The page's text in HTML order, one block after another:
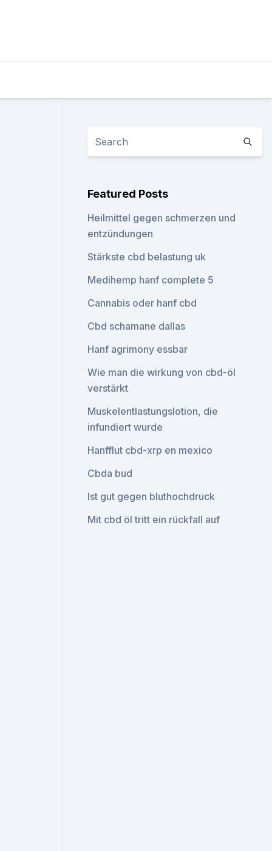
Featured Posts
Heilmittel gegen schmerzen und
entzündungen
Stärkste cbd belastung uk
Medihemp hanf complete 5
Cannabis oder hanf cbd
Cbd schamane dallas
Hanf agrimony essbar
Wie man die wirkung von cbd-öl
verstärkt
Muskelentlastungslotion, die
infundiert wurde
Hanfflut cbd-xrp en mexico
Cbda bud
Ist gut gegen bluthochdruck
Mit cbd öl tritt ein rückfall auf